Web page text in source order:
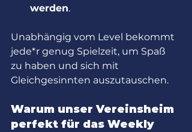
werden.
Unabhängig vom Level bekommt
jede*r genug Spielzeit, um Spaß
zu haben und sich mit
Gleichgesinnten auszutauschen.
Warum unser Vereinsheim
perfekt für das Weekly